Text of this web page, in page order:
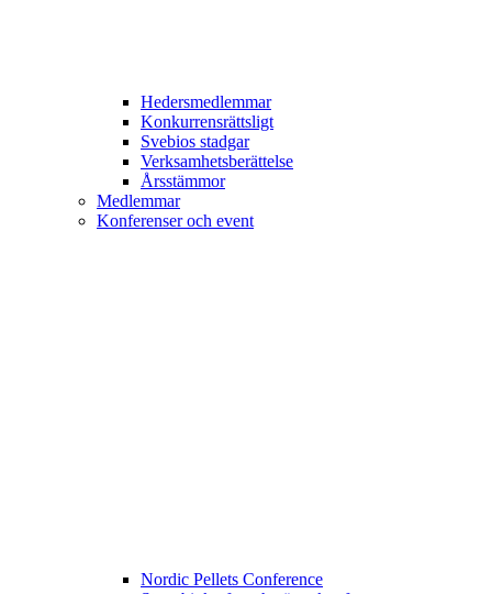
Hedersmedlemmar
Konkurrensrättsligt
Svebios stadgar
Verksamhetsberättelse
Årsstämmor
Medlemmar
Konferenser och event
Nordic Pellets Conference